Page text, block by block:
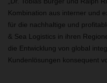
Kombination aus interner und
für die nachhaltige und
& Sea Logistics in ihren
die Entwicklung von global
Kundenlösungen konsequent